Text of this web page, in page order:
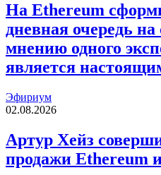
На Ethereum
дневная очередь
мнению одного
является
Эфириум
02.08.2026
Артур Хейз
продажи Ethereum